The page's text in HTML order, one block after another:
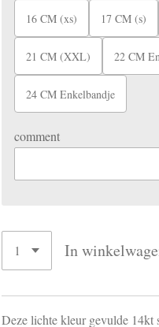
16 CM (xs) 17 CM (s)
21 CM (XXL) 22 CM
24 CM Enkelbandje
comment
In
Deze lichte kleur gevulde 14kt